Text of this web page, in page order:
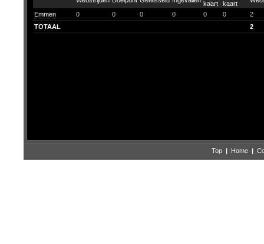
Emmen 0 0 0 0 0 0
2
TOTAAL
2
Top | Home |